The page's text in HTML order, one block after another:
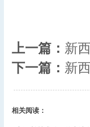
上一篇： 新
下一篇： 新
相关阅读：